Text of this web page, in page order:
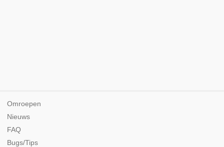
Omroepen
Nieuws
FAQ
Bugs/Tips